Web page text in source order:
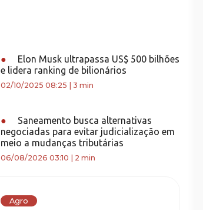
●
Elon Musk ultrapassa US$ 500 bilhões
e lidera ranking de bilionários
02/10/2025 08:25 3 min
●
Saneamento busca alternativas
negociadas para evitar judicialização em
meio a mudanças tributárias
06/08/2026 03:10 2 min
Agro